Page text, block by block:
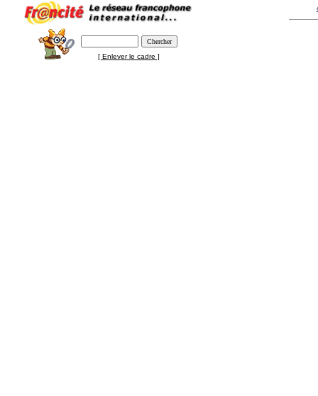
[ Enlever le cadre ]